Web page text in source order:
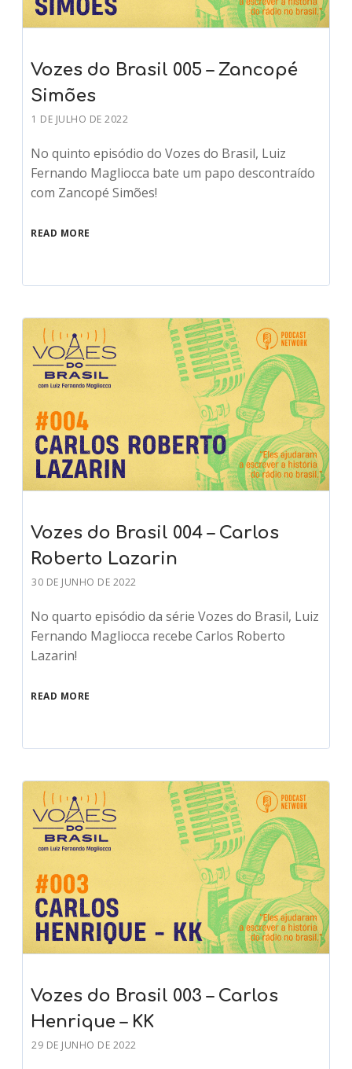
Vozes do Brasil 005 – Zancopé
Simões
1 DE JULHO DE 2022
No quinto episódio do Vozes do Brasil, Luiz
Fernando Magliocca bate um papo descontraído
com Zancopé Simões!
READ MORE
Vozes do Brasil 004 – Carlos
Roberto Lazarin
30 DE JUNHO DE 2022
No quarto episódio da série Vozes do Brasil, Luiz
Fernando Magliocca recebe Carlos Roberto
Lazarin!
READ MORE
Vozes do Brasil 003 – Carlos
Henrique – KK
29 DE JUNHO DE 2022